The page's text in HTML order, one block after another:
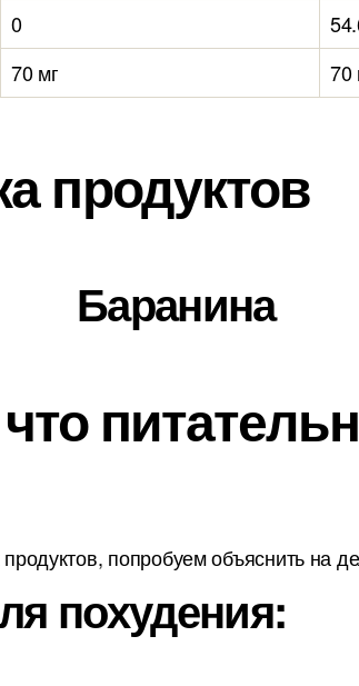
0
70 мг 70
продуктов
Баранина
попробуем объяснить на
похудения: